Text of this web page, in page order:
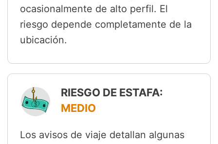
ocasionalmente de alto perfil. El
riesgo depende completamente de la
ubicación.
RIESGO DE ESTAFA:
MEDIO
Los avisos de viaje detallan algunas